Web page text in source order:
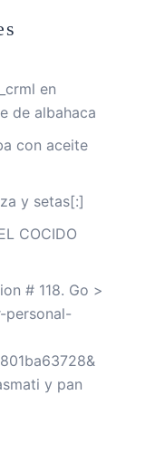
en
de albahaca
con aceite
y setas[:]
COCIDO
# 118. Go >
y pan